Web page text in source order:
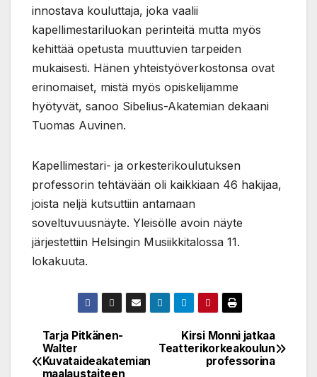
innostava kouluttaja, joka vaalii
kapellimestariluokan perinteitä mutta myös
kehittää opetusta muuttuvien tarpeiden
mukaisesti. Hänen yhteistyöverkostonsa ovat
erinomaiset, mistä myös opiskelijamme
hyötyvät, sanoo Sibelius-Akatemian dekaani
Tuomas Auvinen.
Kapellimestari- ja orkesterikoulutuksen
professorin tehtävään oli kaikkiaan 46 hakijaa,
joista neljä kutsuttiin antamaan
soveltuvuusnäyte. Yleisölle avoin näyte
järjestettiin Helsingin Musiikkitalossa 11.
lokakuuta.
Post
Kirsi Monni jatkaa
Teatterikorkeakoulun
professorina
Tarja Pitkänen-
Walter
Kuvataideakatemian
maalaustaiteen